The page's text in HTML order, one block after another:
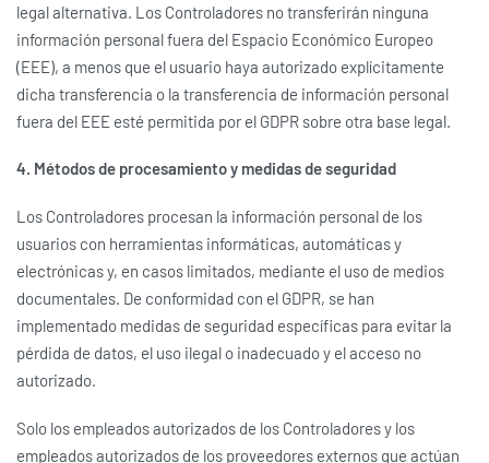
legal alternativa. Los Controladores no transferirán ninguna
información personal fuera del Espacio Económico Europeo
(EEE), a menos que el usuario haya autorizado explícitamente
dicha transferencia o la transferencia de información personal
fuera del EEE esté permitida por el GDPR sobre otra base legal.
4. Métodos de procesamiento y medidas de seguridad
Los Controladores procesan la información personal de los
usuarios con herramientas informáticas, automáticas y
electrónicas y, en casos limitados, mediante el uso de medios
documentales. De conformidad con el GDPR, se han
implementado medidas de seguridad específicas para evitar la
pérdida de datos, el uso ilegal o inadecuado y el acceso no
autorizado.
Solo los empleados autorizados de los Controladores y los
empleados autorizados de los proveedores externos que actúan